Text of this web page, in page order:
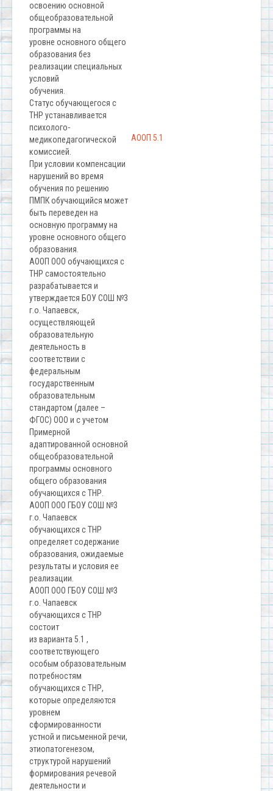
освоению основной
общеобразовательной
программы на
уровне основного общего
образования без
реализации специальных
условий
обучения.
Статус обучающегося с
ТНР устанавливается
психолого-
медикопедагогической
комиссией.
При условии компенсации
нарушений во время
обучения по решению
ПМПК обучающийся может
быть переведен на
основную программу на
уровне основного общего
образования.
АООП ООО обучающихся с
ТНР самостоятельно
разрабатывается и
утверждается БОУ СОШ №3
г.о. Чапаевск,
осуществляющей
образовательную
деятельность в
соответствии с
федеральным
государственным
образовательным
стандартом (далее –
ФГОС) ООО и с учетом
Примерной
адаптированной основной
общеобразовательной
программы основного
общего образования
обучающихся с ТНР.
АООП ООО ГБОУ СОШ №3
г.о. Чапаевск
обучающихся с ТНР
определяет содержание
образования, ожидаемые
результаты и условия ее
реализации.
АООП ООО ГБОУ СОШ №3
г.о. Чапаевск
обучающихся с ТНР
состоит
из варианта 5.1 ,
соответствующего
особым образовательным
потребностям
обучающихся с ТНР,
которые определяются
уровнем
сформированности
устной и письменной речи,
этиопатогенезом,
структурой нарушений
формирования речевой
деятельности и
АООП 5.1